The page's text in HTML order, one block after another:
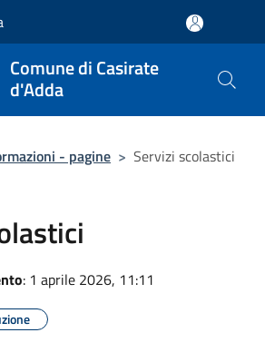
Comune di Casirate
d'Adda
- pagine > Servizi scolastici
: 1 aprile 2026, 11:11